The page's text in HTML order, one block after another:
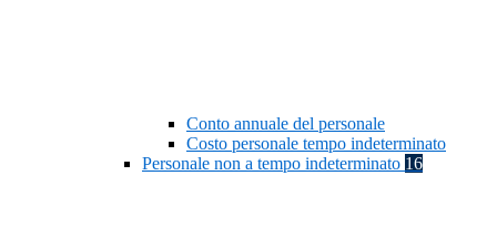
Conto annuale del personale
Costo personale tempo indeterminato
Personale non a tempo indeterminato 16